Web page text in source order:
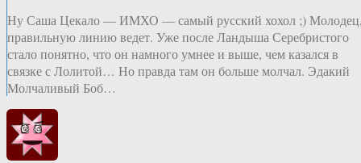
Ну Саша Цекало — ИМХО — самый русский хохол ;)
правильную линию ведет. Уже после Ландыша Серебристого
стало понятно, что он намного умнее и выше, чем казался в
связке с Лолитой… Но правда там он больше молчал. Эдакий
Молчаливый Боб…